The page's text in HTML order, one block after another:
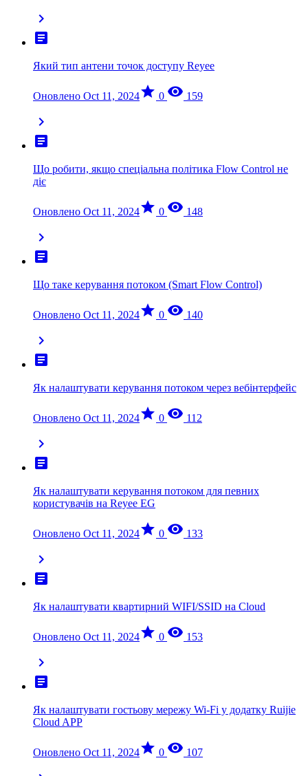
chevron_right
article
Який тип антени точок доступу Reyee
Оновлено Oct 11, 2024star 0 visibility 159
chevron_right
article
Що робити, якщо спеціальна політика Flow Control не
діє
Оновлено Oct 11, 2024star 0 visibility 148
chevron_right
article
Що таке керування потоком (Smart Flow Control)
Оновлено Oct 11, 2024star 0 visibility 140
chevron_right
article
Як налаштувати керування потоком через вебінтерфейс
Оновлено Oct 11, 2024star 0 visibility 112
chevron_right
article
Як налаштувати керування потоком для певних
користувачів на Reyee EG
Оновлено Oct 11, 2024star 0 visibility 133
chevron_right
article
Як налаштувати квартирний WIFI/SSID на Cloud
Оновлено Oct 11, 2024star 0 visibility 153
chevron_right
article
Як налаштувати гостьову мережу Wi-Fi у додатку Ruijie
Cloud APP
Оновлено Oct 11, 2024star 0 visibility 107